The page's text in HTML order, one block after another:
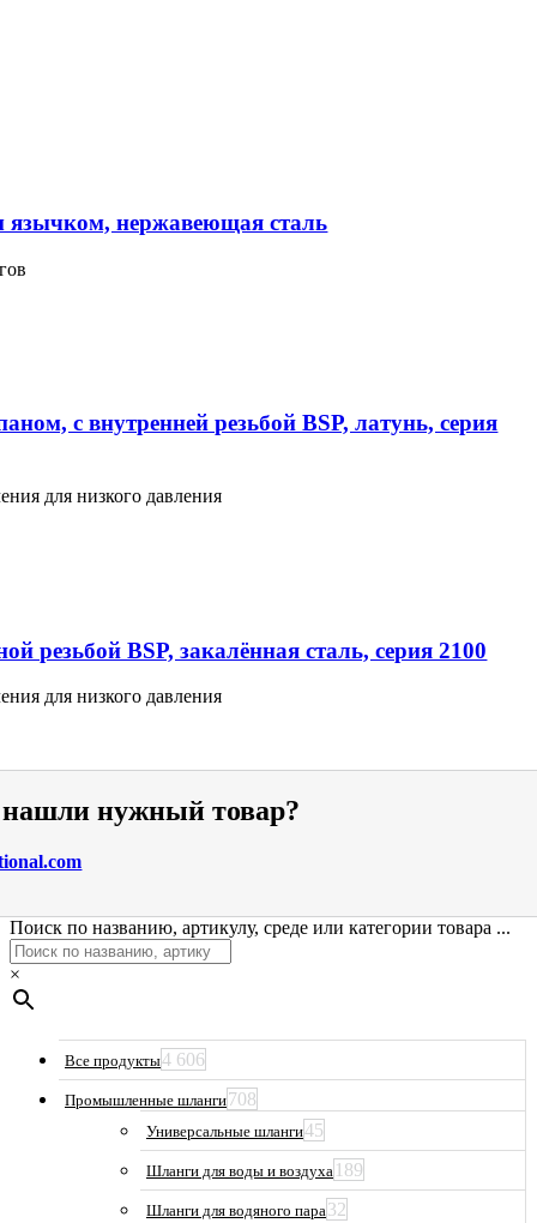
язычком, нержавеющая сталь
с внутренней резьбой BSP, латунь, серия
для низкого давления
резьбой BSP, закалённая сталь, серия 2100
для низкого давления
нужный товар?
Поиск по названию, артикулу, среде или категории товара ...
×
Все продукты4 606
Промышленные шланги708
Универсальные шланги45
Шланги для воды и воздуха 189
Шланги для водяного пара32